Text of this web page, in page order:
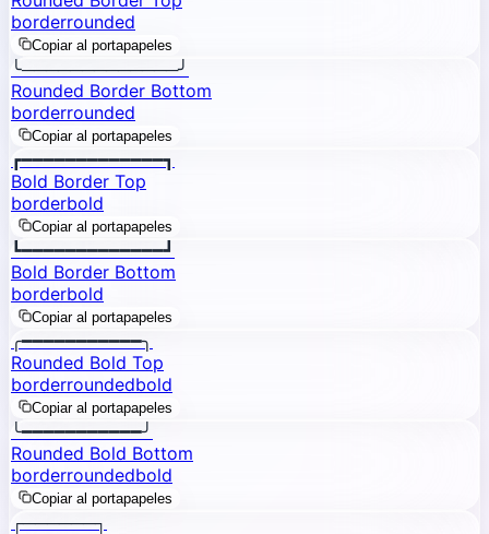
borderrounded
Copiar al portapapeles
╰─────────────╯
Rounded Border Bottom
borderrounded
Copiar al portapapeles
┏━━━━━━━━━━━━━┓
Bold Border Top
borderbold
Copiar al portapapeles
┗━━━━━━━━━━━━━┛
Bold Border Bottom
borderbold
Copiar al portapapeles
╭━━━━━━━━━━━╮
Rounded Bold Top
borderroundedbold
Copiar al portapapeles
╰━━━━━━━━━━━╯
Rounded Bold Bottom
borderroundedbold
Copiar al portapapeles
┌──────┐